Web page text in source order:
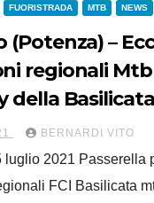
FUORISTRADA MTB NEWS
(Potenza) –
regionali Mtb
della Basilicata
BERNARDI VITO
luglio 2021 Passerella
FCI Basilicata